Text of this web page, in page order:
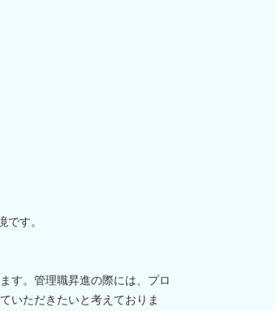
す。
す。管理職昇進の際には、プロ
いただきたいと考えておりま